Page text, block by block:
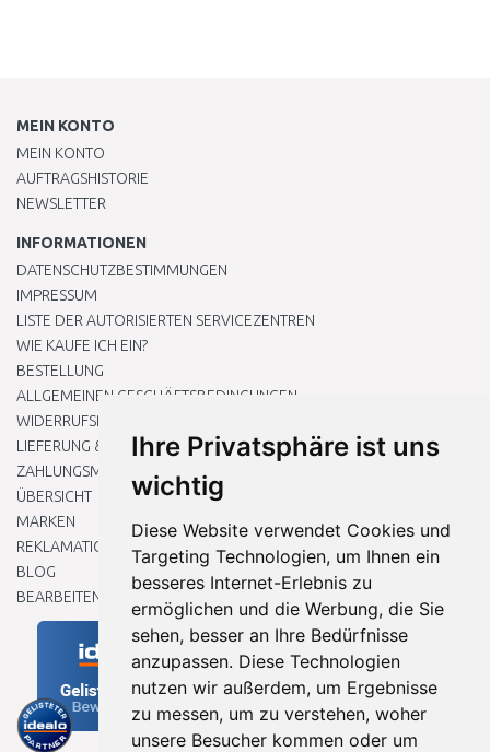
Ihre Privatsphäre ist uns
wichtig
Diese Website verwendet Cookies und
Targeting Technologien, um Ihnen ein
besseres Internet-Erlebnis zu
ermöglichen und die Werbung, die Sie
sehen, besser an Ihre Bedürfnisse
anzupassen. Diese Technologien
nutzen wir außerdem, um Ergebnisse
zu messen, um zu verstehen, woher
unsere Besucher kommen oder um
MEIN KONTO
MEIN KONTO
AUFTRAGSHISTORIE
NEWSLETTER
INFORMATIONEN
DATENSCHUTZBESTIMMUNGEN
IMPRESSUM
LISTE DER AUTORISIERTEN SERVICEZENTREN
WIE KAUFE ICH EIN?
BESTELLUNG
ALLGEMEINEN GESCHÄFTSBEDINGUNGEN
WIDERRUFSRECHT
LIEFERUNG & ZAHLUNG
ZAHLUNGSMETHODEN
ÜBERSICHT
MARKEN
REKLAMATIONEN UND RETOUREN
BLOG
BEARBEITEN SIE MEINE COOKIE-EINSTELLUNGEN